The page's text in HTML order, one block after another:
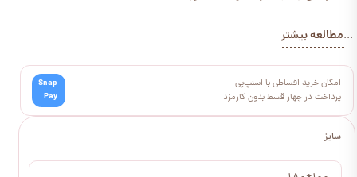
سایز
...مطالعه بیشتر
امکان خرید اقساطی با اسنپ‌پی
پرداخت در چهار قسط بدون کارمزد
Snap
Pay